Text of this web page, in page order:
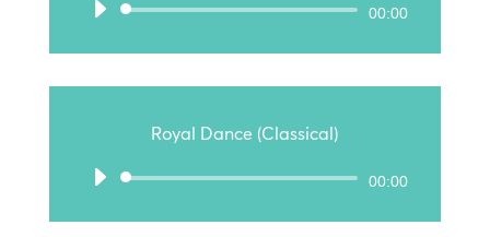
Audio-
00:00
Royal Dance (Classical)
Audio-
00:00